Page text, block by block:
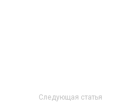
Следующая статья